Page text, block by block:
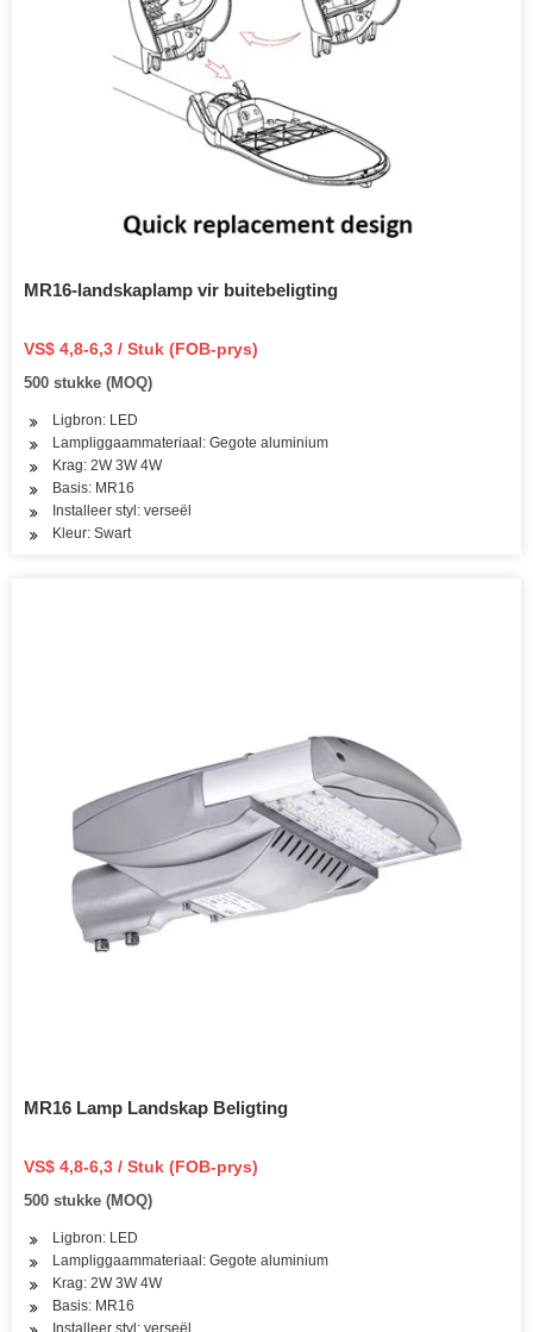
MR16-landskaplamp vir buitebeligting
VS$ 4,8-6,3 / Stuk (FOB-prys)
500 stukke (MOQ)
Ligbron: LED
Lampliggaammateriaal: Gegote aluminium
Krag: 2W 3W 4W
Basis: MR16
Installeer styl: verseël
Kleur: Swart
MR16 Lamp Landskap Beligting
VS$ 4,8-6,3 / Stuk (FOB-prys)
500 stukke (MOQ)
Ligbron: LED
Lampliggaammateriaal: Gegote aluminium
Krag: 2W 3W 4W
Basis: MR16
Installeer styl: verseël